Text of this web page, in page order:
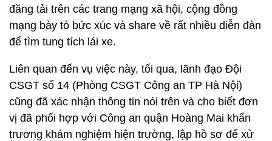
đăng tải trên các trang mạng xã hội, cộng đồng
mạng bày tỏ bức xúc và share về rất nhiều diễn đàn
để tìm tung tích lái xe.
Liên quan đến vụ việc này, tối qua, lãnh đạo Đội
CSGT số 14 (Phòng CSGT Công an TP Hà Nội)
cũng đã xác nhận thông tin nói trên và cho biết đơn
vị đã phối hợp với Công an quận Hoàng Mai khẩn
trương khám nghiệm hiện trường, lập hồ sơ để xử